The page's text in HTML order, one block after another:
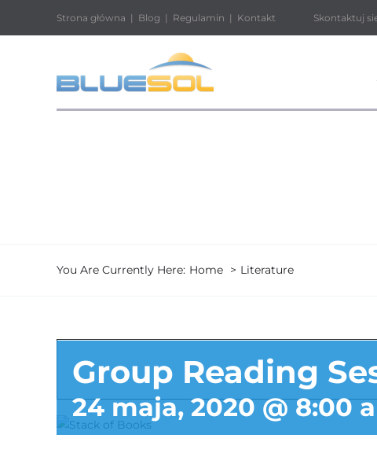
Strona główna | Blog | Regulamin | Kontakt Skontaktuj się z
You Are Currently Here: Home Literature
Group Reading
24 maja, 2020 @ 8:00